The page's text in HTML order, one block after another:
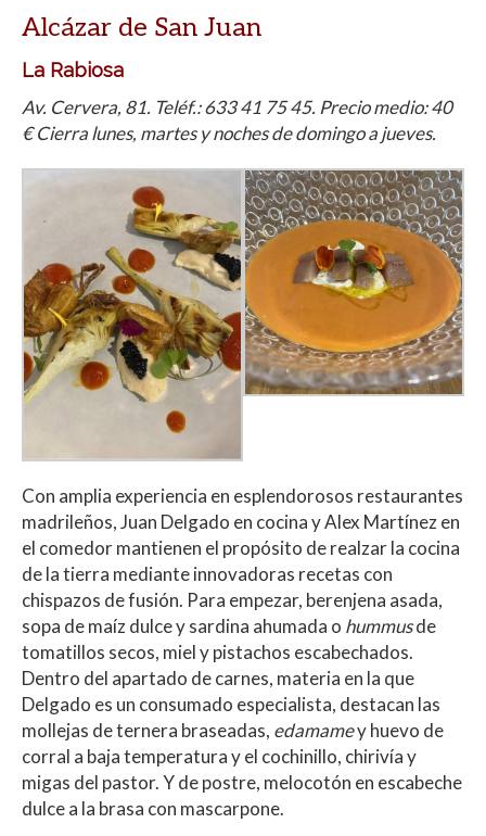
Alcázar de San Juan
La Rabiosa
Av. Cervera, 81. Teléf.: 633 41 75 45. Precio medio: 40
€ Cierra lunes, martes y noches de domingo a jueves.
Con amplia experiencia en esplendorosos restaurantes
madrileños, Juan Delgado en cocina y Alex Martínez en
el comedor mantienen el propósito de realzar la cocina
de la tierra mediante innovadoras recetas con
chispazos de fusión. Para empezar, berenjena asada,
sopa de maíz dulce y sardina ahumada o hummusde
tomatillos secos, miel y pistachos escabechados.
Dentro del apartado de carnes, materia en la que
Delgado es un consumado especialista, destacan las
mollejas de ternera braseadas, edamamey huevo de
corral a baja temperatura y el cochinillo, chirivía y
migas del pastor. Y de postre, melocotón en escabeche
dulce a la brasa con mascarpone.